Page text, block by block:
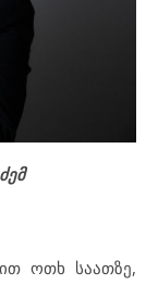
ოთხ საათზე,